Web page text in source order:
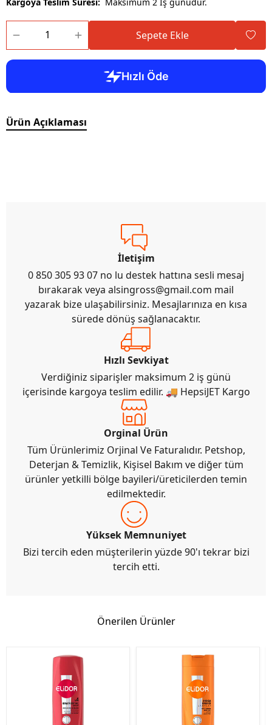
Sepete Ekle
Ürün Açıklaması
İletişim
0 850 305 93 07 no lu destek hattına sesli mesaj
bırakarak veya alsingross@gmail.com mail
yazarak bize ulaşabilirsiniz. Mesajlarınıza en kısa
sürede dönüş sağlanacaktır.
Hızlı Sevkiyat
Verdiğiniz siparişler maksimum 2 iş günü
içerisinde kargoya teslim edilir. 🚚 HepsiJET Kargo
Orginal Ürün
Tüm Ürünlerimiz Orjinal Ve Faturalıdır. Petshop,
Deterjan & Temizlik, Kişisel Bakım ve diğer tüm
ürünler yetkilli bölge bayileri/üreticilerden temin
edilmektedir.
Yüksek Memnuniyet
Bizi tercih eden müşterilerin yüzde 90'ı tekrar bizi
tercih etti.
Önerilen Ürünler